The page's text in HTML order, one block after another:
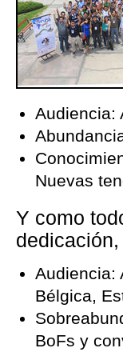
Audiencia:
Nuevas
Y como
Audiencia:
Bélgica,
BoFs y